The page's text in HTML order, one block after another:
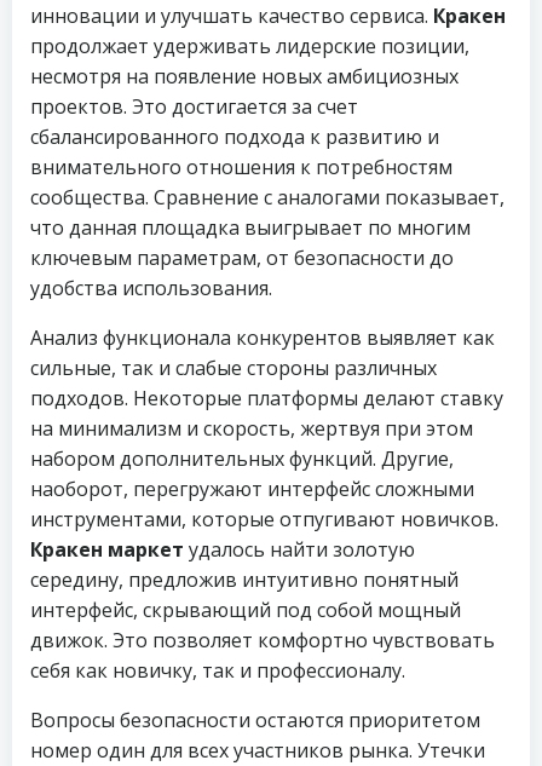
инновации и улучшать качество сервиса. Кракен
продолжает удерживать лидерские позиции,
несмотря на появление новых амбициозных
проектов. Это достигается за счет
сбалансированного подхода к развитию и
внимательного отношения к потребностям
сообщества. Сравнение с аналогами показывает,
что данная площадка выигрывает по многим
ключевым параметрам, от безопасности до
удобства использования.
Анализ функционала конкурентов выявляет как
сильные, так и слабые стороны различных
подходов. Некоторые платформы делают ставку
на минимализм и скорость, жертвуя при этом
набором дополнительных функций. Другие,
наоборот, перегружают интерфейс сложными
инструментами, которые отпугивают новичков.
Кракен маркет удалось найти золотую
середину, предложив интуитивно понятный
интерфейс, скрывающий под собой мощный
движок. Это позволяет комфортно чувствовать
себя как новичку, так и профессионалу.
Вопросы безопасности остаются приоритетом
номер один для всех участников рынка. Утечки